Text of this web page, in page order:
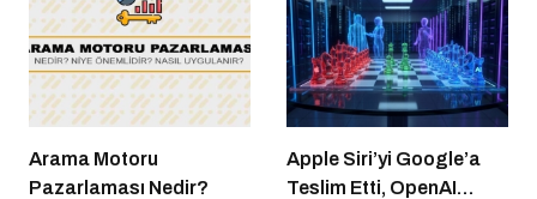
Arama Motoru
Pazarlaması Nedir?
Apple Siri’yi Google’a
Teslim Etti, OpenAI